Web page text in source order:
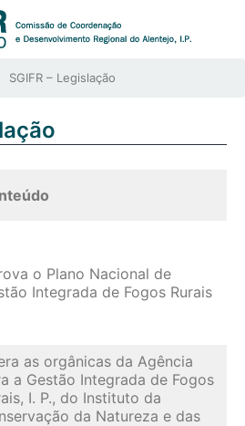
SGIFR – Legislação
o Plano Nacional de
Integrada de Fogos Rurais
as orgânicas da Agência
a Gestão Integrada de Fogos
I. P., do Instituto da
da Natureza e das